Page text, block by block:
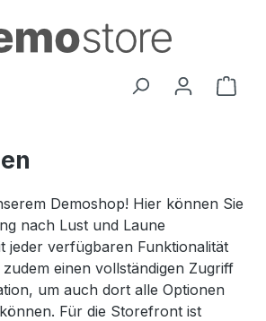
Demoshop! Hier können Sie
nach Lust und Laune
jeder verfügbaren Funktionalität
einen vollständigen Zugriff
um auch dort alle Optionen
Für die Storefront ist